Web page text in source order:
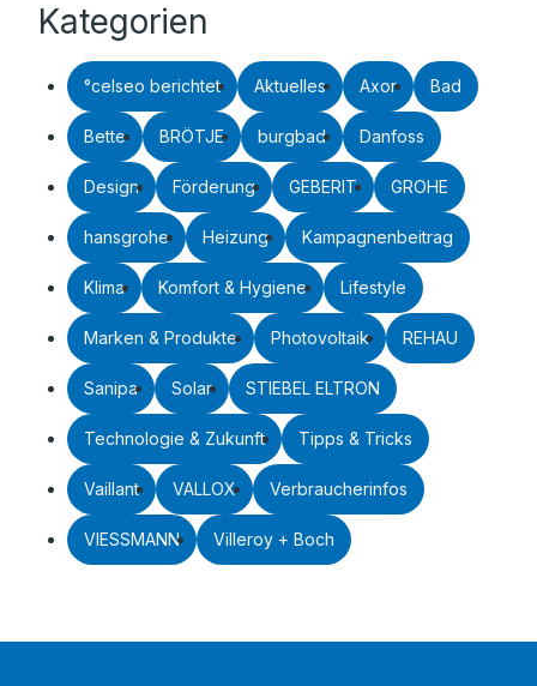
Kategorien
°celseo berichtet Aktuelles Axor Bad
Bette BRÖTJE burgbad Danfoss
Design Förderung GEBERIT GROHE
hansgrohe Heizung Kampagnenbeitrag
Klima Komfort & Hygiene Lifestyle
Marken & Produkte Photovoltaik REHAU
Sanipa Solar STIEBEL ELTRON
Technologie & Zukunft Tipps & Tricks
Vaillant VALLOX Verbraucherinfos
VIESSMANN Villeroy + Boch